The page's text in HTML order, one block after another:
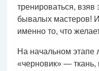
тренироваться,
бывалых мастеров! И
именно то, что
На начальном этапе
«черновик» — ткань,